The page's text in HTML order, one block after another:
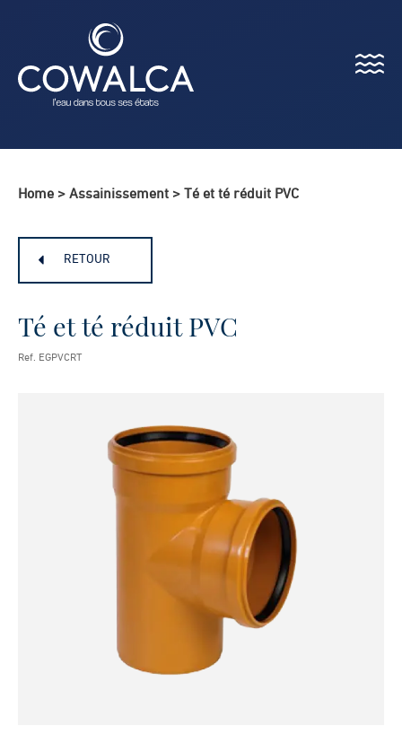
Menu
Home > Assainissement > Té et té réduit PVC
RETOUR
Té et té réduit PVC
Ref. EGPVCRT